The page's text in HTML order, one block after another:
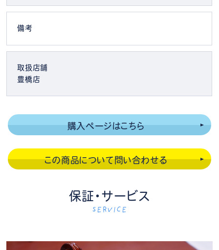
備考
取扱店舗
豊橋店
購入ページはこちら
この商品について問い合わせる
保証・サービス
SERVICE